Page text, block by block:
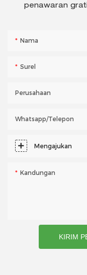
penawaran
Nama
Surel
Perusahaan
Whatsapp/telepon
Mengajukan
Kandungan
KIRIM